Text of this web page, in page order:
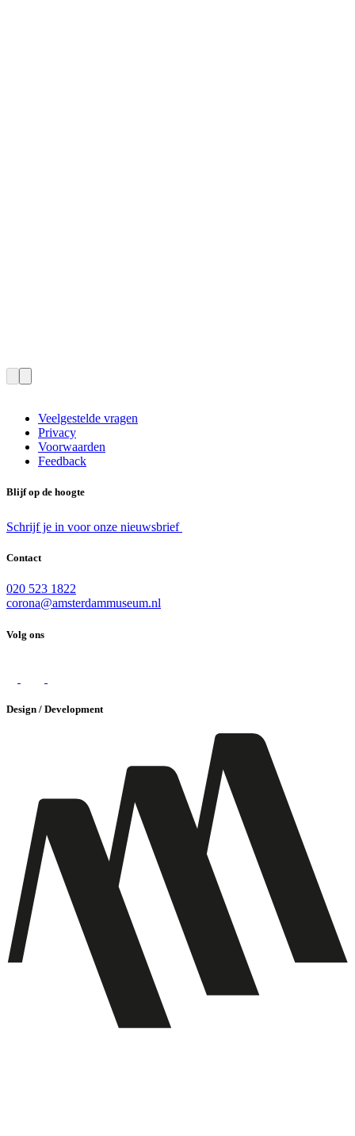
Veelgestelde vragen
Privacy
Voorwaarden
Feedback
Blijf op de hoogte
Schrijf je in voor onze nieuwsbrief
Contact
020 523 1822
corona@amsterdammuseum.nl
Volg ons
Design / Development